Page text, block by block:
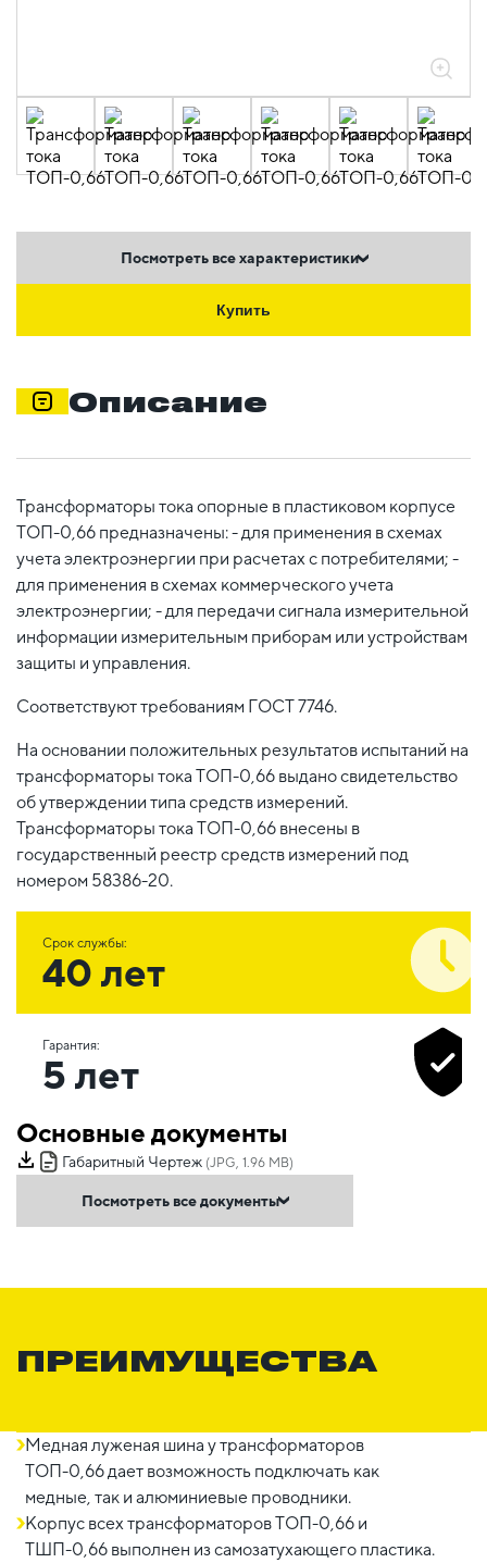
Посмотреть все характеристики
Купить
Описание
Трансформаторы тока опорные в пластиковом корпусе
ТОП-0,66 предназначены: - для применения в схемах
учета электроэнергии при расчетах с потребителями; -
для применения в схемах коммерческого учета
электроэнергии; - для передачи сигнала измерительной
информации измерительным приборам или устройствам
защиты и управления.
Соответствуют требованиям ГОСТ 7746.
На основании положительных результатов испытаний на
трансформаторы тока ТОП-0,66 выдано свидетельство
об утверждении типа средств измерений.
Трансформаторы тока ТОП-0,66 внесены в
государственный реестр средств измерений под
номером 58386-20.
Срок службы:
40 лет
Гарантия:
5 лет
Основные документы
Габаритный Чертеж (JPG, 1.96 MB)
Посмотреть все документы
ПРЕИМУЩЕСТВА
Медная луженая шина у трансформаторов
ТОП-0,66 дает возможность подключать как
медные, так и алюминиевые проводники.
Корпус всех трансформаторов ТОП-0,66 и
ТШП-0,66 выполнен из самозатухающего пластика.